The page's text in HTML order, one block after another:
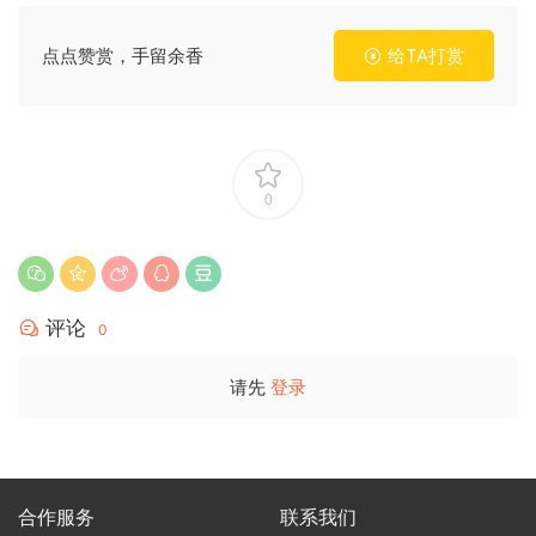
点点赞赏，手留余香 给TA打赏
0
评论 0
请先 登录
合作服务 联系我们